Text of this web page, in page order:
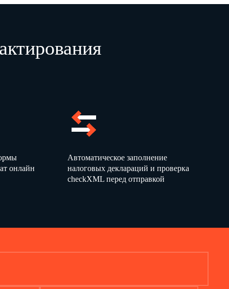
онлайн
Автоматическое заполнение
налоговых деклараций и проверка
checkXML перед отправкой